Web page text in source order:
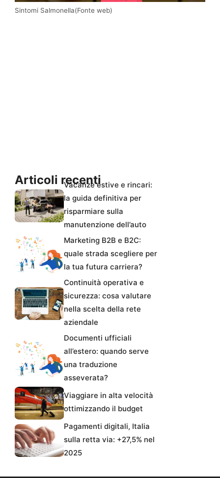
Sintomi Salmonella(Fonte web)
Articoli recentiVacanze estive e rincari:
la guida definitiva per
risparmiare sulla
manutenzione dell’auto
Marketing B2B e B2C:
quale strada scegliere per
la tua futura carriera?
Continuità operativa e
sicurezza: cosa valutare
nella scelta della rete
aziendale
Documenti ufficiali
all’estero: quando serve
una traduzione
asseverata?
Viaggiare in alta velocità
ottimizzando il budget
Pagamenti digitali, Italia
sulla retta via: +27,5% nel
2025